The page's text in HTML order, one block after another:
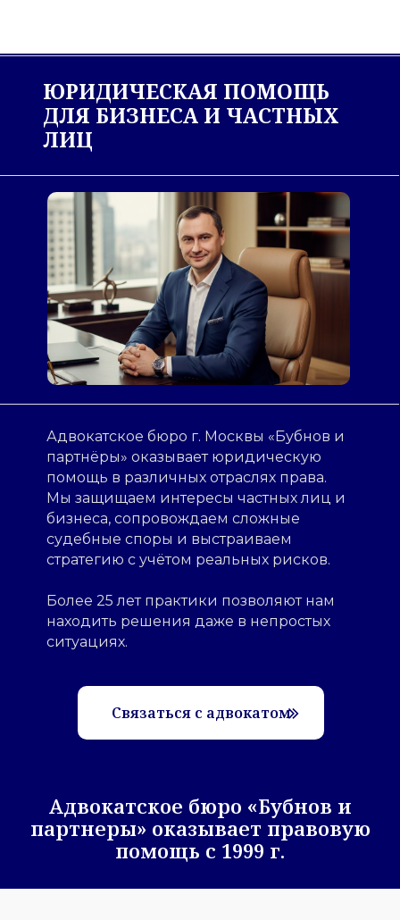
Адвокатское бюро г. Москвы «Бубнов и
партнёры» оказывает юридическую
помощь в различных отраслях права.
Мы защищаем интересы частных лиц и
бизнеса, сопровождаем сложные
судебные споры и выстраиваем
стратегию с учётом реальных рисков.
Более 25 лет практики позволяют нам
находить решения даже в непростых
ситуациях.
Связаться с адвокатом
ЮРИДИЧЕСКАЯ ПОМОЩЬ
ДЛЯ БИЗНЕСА И ЧАСТНЫХ
ЛИЦ
Адвокатское бюро «Бубнов и
партнеры» оказывает правовую
помощь с 1999 г.